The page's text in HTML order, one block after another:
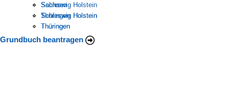
Schleswig Holstein
Thüringen
Grundbuch beantragen
Sachsen
Schleswig Holstein
Thüringen
Sachsen
Schleswig Holstein
Thüringen